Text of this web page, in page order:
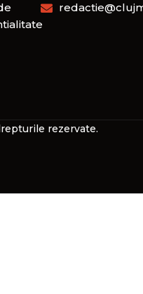
rezervate.